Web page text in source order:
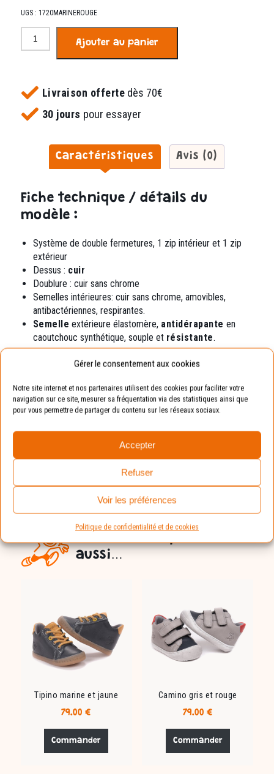
Gérer le consentement aux cookies
Notre site internet et nos partenaires utilisent des cookies pour faciliter votre
navigation sur ce site, mesurer sa fréquentation via des statistiques ainsi que
pour vous permettre de partager du contenu sur les réseaux sociaux.
Accepter
Refuser
Voir les préférences
Politique de confidentialité et de cookies
UGS : 1720MARINEROUGE
rouge
Ajouter au panier
Livraison offerte dès 70€
30 jours pour essayer
Caractéristiques Avis (0)
Exemple
Pointure de votre enfant : 19.
Pointure conseillée : 20 (en prenant compte de la
marge de croissance).
Avantages :La chaussure sera toujours
adaptée aux pieds de vos enfants.
Fiche technique / détails du
modèle :
Système de double fermetures, 1 zip intérieur et 1 zip
extérieur
Dessus : cuir
Doublure : cuir sans chrome
Semelles intérieures: cuir sans chrome, amovibles,
antibactériennes, respirantes.
Semelle extérieure élastomère, antidérapante en
caoutchouc synthétique, souple et résistante.
aussi…
Tipino marine et jaune
79.00€
Commander
Ce
a
Camino gris et rouge
79.00 €
Commander
Ce
a